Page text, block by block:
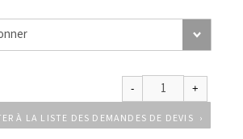
À LA LISTE DES DEMANDES DE DEVIS